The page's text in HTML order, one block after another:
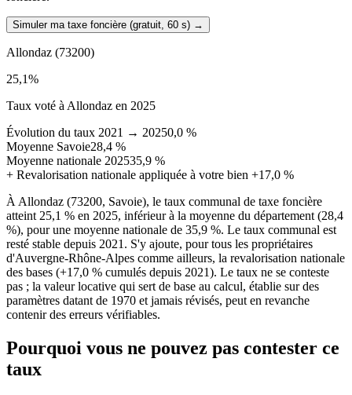
Simuler ma taxe foncière (gratuit, 60 s) →
Allondaz (73200)
25,1%
Taux voté à Allondaz en 2025
Évolution du taux 2021 → 20250,0 %
Moyenne Savoie28,4 %
Moyenne nationale 202535,9 %
+ Revalorisation nationale appliquée à votre bien +17,0 %
À Allondaz (73200, Savoie), le taux communal de taxe foncière
atteint 25,1 % en 2025, inférieur à la moyenne du département (28,4
%), pour une moyenne nationale de 35,9 %. Le taux communal est
resté stable depuis 2021. S'y ajoute, pour tous les propriétaires
d'Auvergne-Rhône-Alpes comme ailleurs, la revalorisation nationale
des bases (+17,0 % cumulés depuis 2021). Le taux ne se conteste
pas ; la valeur locative qui sert de base au calcul, établie sur des
paramètres datant de 1970 et jamais révisés, peut en revanche
contenir des erreurs vérifiables.
Pourquoi vous ne pouvez pas contester ce
taux